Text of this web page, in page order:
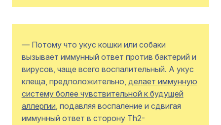
— Потому что укус кошки или собаки
вызывает иммунный ответ против бактерий и
вирусов, чаще всего воспалительный. А укус
клеща, предположительно, делает иммунную
систему более чувствительной к будущей
аллергии, подавляя воспаление и сдвигая
иммунный ответ в сторону Th2-